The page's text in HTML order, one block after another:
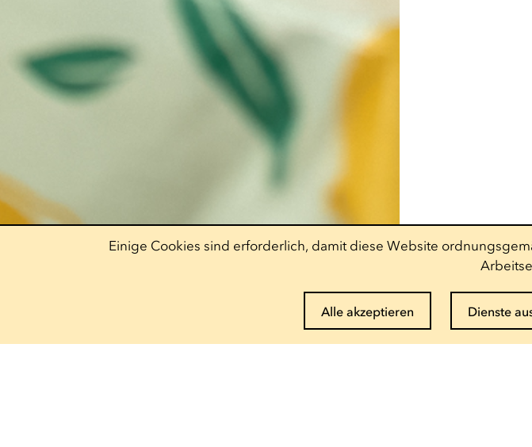
Einige Cookies sind erforderlich, damit diese Website
Alle akzeptieren Dienste